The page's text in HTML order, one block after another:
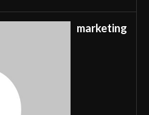
marketing